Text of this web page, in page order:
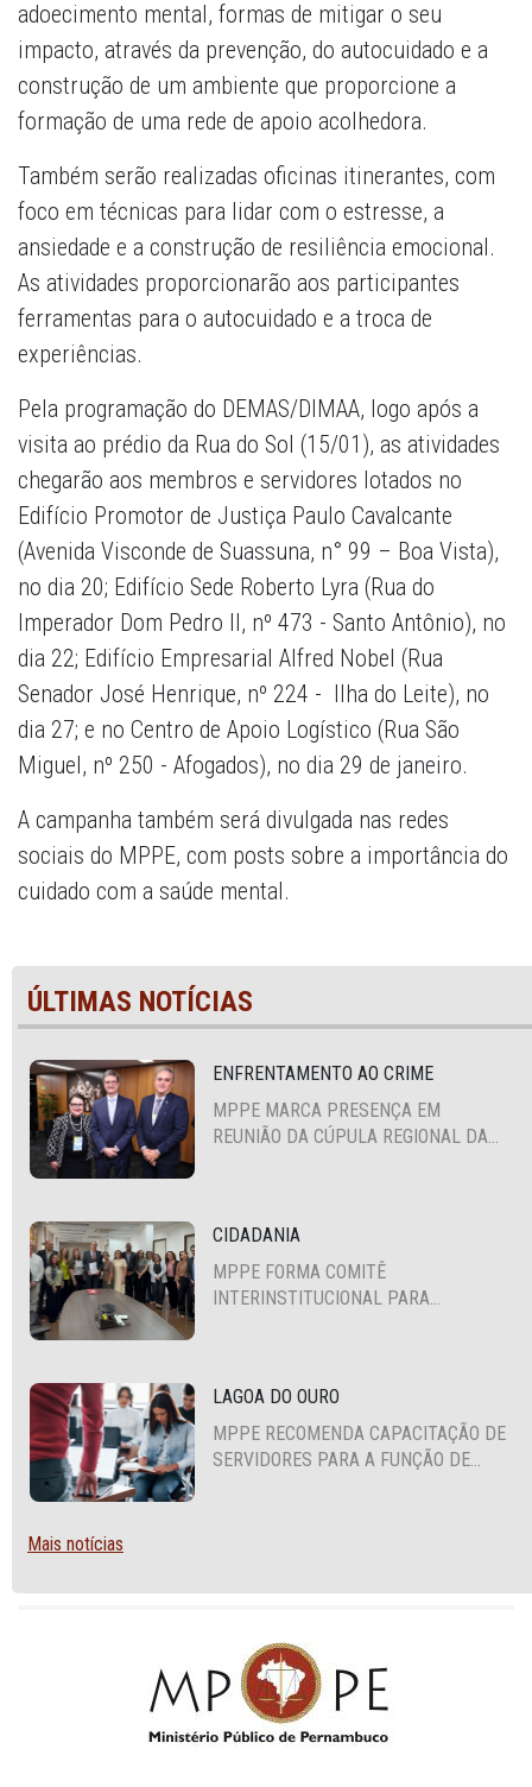
adoecimento mental, formas de mitigar o seu
impacto, através da prevenção, do autocuidado e a
construção de um ambiente que proporcione a
formação de uma rede de apoio acolhedora.
Também serão realizadas oficinas itinerantes, com
foco em técnicas para lidar com o estresse, a
ansiedade e a construção de resiliência emocional.
As atividades proporcionarão aos participantes
ferramentas para o autocuidado e a troca de
experiências.
Pela programação do DEMAS/DIMAA, logo após a
visita ao prédio da Rua do Sol (15/01), as atividades
chegarão aos membros e servidores lotados no
Edifício Promotor de Justiça Paulo Cavalcante
(Avenida Visconde de Suassuna, n° 99 – Boa Vista),
no dia 20; Edifício Sede Roberto Lyra (Rua do
Imperador Dom Pedro II, nº 473 - Santo Antônio), no
dia 22; Edifício Empresarial Alfred Nobel (Rua
Senador José Henrique, nº 224 - Ilha do Leite), no
dia 27; e no Centro de Apoio Logístico (Rua São
Miguel, nº 250 - Afogados), no dia 29 de janeiro.
A campanha também será divulgada nas redes
sociais do MPPE, com posts sobre a importância do
cuidado com a saúde mental.
ÚLTIMAS NOTÍCIAS
ENFRENTAMENTO AO CRIME
MPPE MARCA PRESENÇA EM
REUNIÃO DA CÚPULA REGIONAL DA
CIDADANIA
MPPE FORMA COMITÊ
INTERINSTITUCIONAL PARA
LAGOA DO OURO
MPPE RECOMENDA CAPACITAÇÃO DE
SERVIDORES PARA A FUNÇÃO DE
Mais notícias